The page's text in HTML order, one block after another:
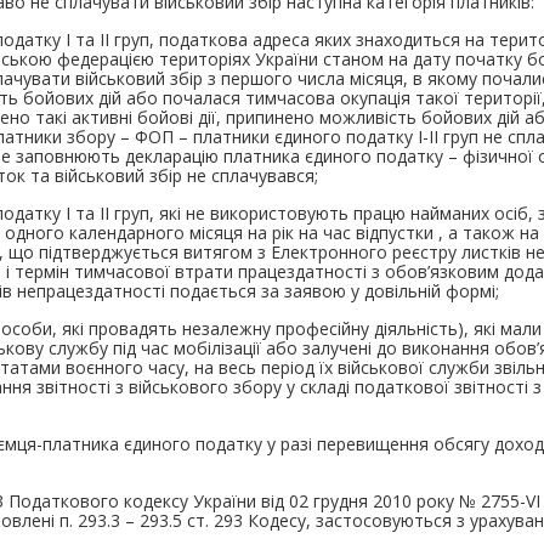
І та ІІ груп, податкова адреса яких знаходиться на
федерацією територіях України станом на дату початку
військовий збір з першого числа місяця, в якому
бойових дій або почалася тимчасова окупація такої
такі активні бойові дії, припинено можливість бойових дій
збору – ФОП – платники єдиного податку І-ІІ груп не
заповнюють декларацію платника єдиного податку – фізичної
та військовий збір не сплачувався;
І та ІІ груп, які не використовують працю найманих осіб,
календарного місяця на рік на час відпустки , а також
що підтверджується витягом з Електронного реєстру листків
і термін тимчасової втрати працездатності з обов’язковим
непрацездатності подається за заявою у довільній формі;
які провадять незалежну професійну діяльність), які
службу під час мобілізації або залучені до виконання
воєнного часу, на весь період їх військової служби
звітності з військового збору у складі податкової
платника єдиного податку у разі перевищення обсягу
Податкового кодексу України від 02 грудня 2010 року № 2755-
п. 293.3 – 293.5 ст. 293 Кодесу, застосовуються з